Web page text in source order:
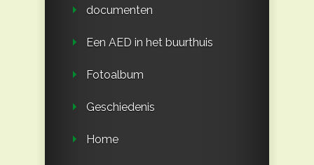
documenten
Een AED in het buurthuis
Fotoalbum
Geschiedenis
Home